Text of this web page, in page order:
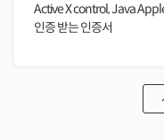
Active X control, Java
인증 받는 인증서